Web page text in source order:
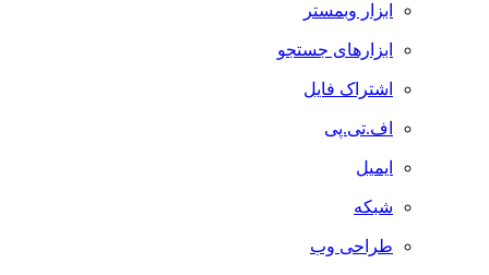
ابزار وبمستر
ابزارهای جستجو
اشتراک فایل
اف.تی.پی
ایمیل
شبکه
طراحی وب